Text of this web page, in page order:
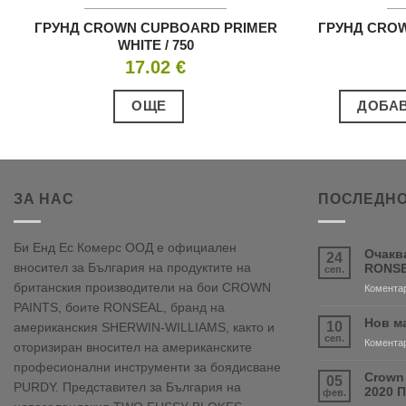
ГРУНД CROWN CUPBOARD PRIMER
WHITE / 750
17.02€
ОЩЕ
ГРУНД
ЗА НАС
Би Енд Ес Комерс ООД е официален
вносител за България на продуктите на
британския производители на бои CROWN
PAINTS, боите RONSEAL, бранд на
американския SHERWIN-WILLIAMS, както и
оторизиран вносител на американските
професионални инструменти за боядисване
PURDY. Представител за България на
24
сеп.
10
сеп.
Нов
05
фев.
2020